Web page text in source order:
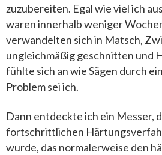
zuzubereiten. Egal wie viel ich
waren innerhalb weniger
verwandelten sich in Matsch,
ungleichmäßig geschnitten und
fühlte sich an wie Sägen durch
Problem sei ich.
Dann entdeckte ich ein Messer,
fortschrittlichen
wurde, das normalerweise den